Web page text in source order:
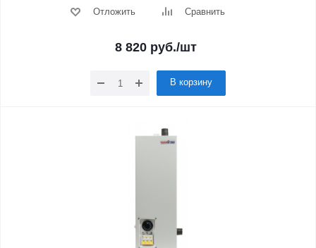
Отложить Сравнить
8 820руб./шт
В корзину